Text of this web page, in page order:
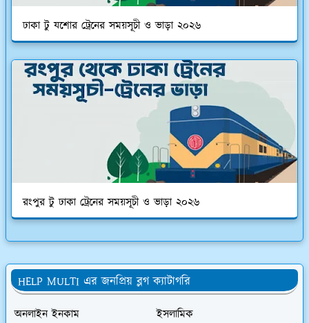
ঢাকা টু যশোর ট্রেনের সময়সূচী ও ভাড়া ২০২৬
রংপুর টু ঢাকা ট্রেনের সময়সূচী ও ভাড়া ২০২৬
HELP MULTI এর জনপ্রিয় ব্লগ ক্যাটাগরি
অনলাইন ইনকাম
ইসলামিক